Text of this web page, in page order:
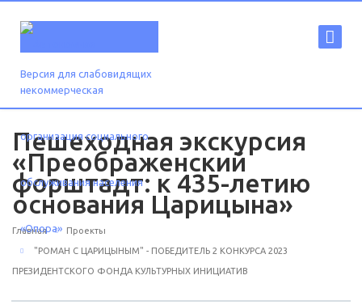
Версия для слабовидящих
Пешеходная экскурсия
«Преображенский
форштадт: к 435-летию
основания Царицына»
Главная Проекты
"РОМАН С ЦАРИЦЫНЫМ" - ПОБЕДИТЕЛЬ 2 КОНКУРСА 2023
ПРЕЗИДЕНТСКОГО ФОНДА КУЛЬТУРНЫХ ИНИЦИАТИВ